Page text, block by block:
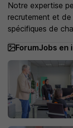
Notre expertise
recrutement et
spécifiques de
ForumJobs en